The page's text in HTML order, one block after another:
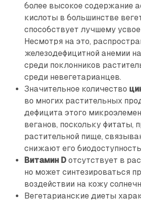
более высокое содержание
кислоты в большинстве
способствует лучшему
Несмотря на это,
железодефицитной анемии
среди поклонников
среди невегетарианцев.
Значительное количество
во многих растительных
дефицита этого
веганов, поскольку фитаты,
растительной пище,
снижают его
Витамин Dотсутствует в
но может синтезироваться
воздействии на кожу
Вегетарианские диеты